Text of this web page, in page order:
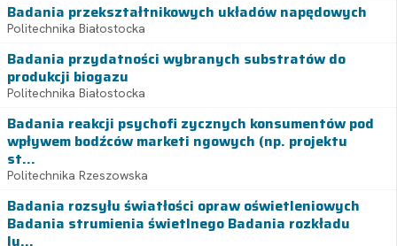
Badania przekształtnikowych układów napędowych
Politechnika Białostocka
Badania przydatności wybranych substratów do
produkcji biogazu
Politechnika Białostocka
Badania reakcji psychofi zycznych konsumentów pod
wpływem bodźców marketi ngowych (np. projektu
st...
Politechnika Rzeszowska
Badania rozsyłu światłości opraw oświetleniowych
Badania strumienia świetlnego Badania rozkładu
lu...